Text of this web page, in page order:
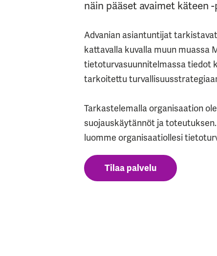
näin pääset avaimet käteen
Advanian asiantuntijat
kattavalla kuvalla muun
tietoturvasuunnitelmassa tiedot
tarkoitettu
Tarkastelemalla organisaation
suojauskäytännöt ja
luomme organisaatiollesi
Tilaa palvelu